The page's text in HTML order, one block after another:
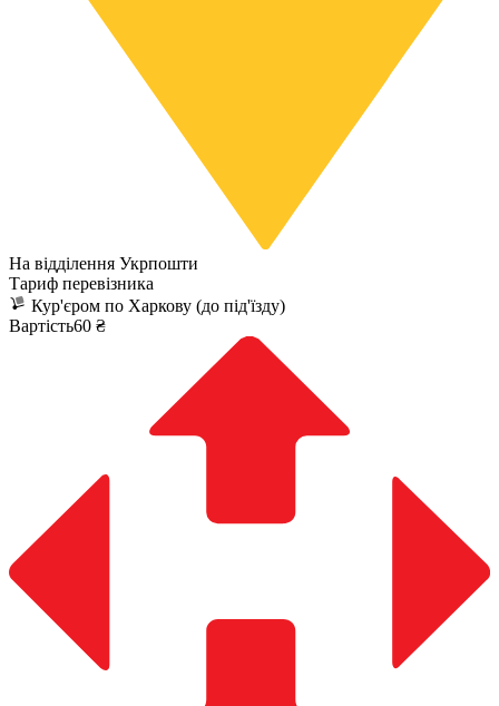
На відділення Укрпошти
Тариф перевізника
Кур'єром по Харкову (до під'їзду)
Вартість60 ₴